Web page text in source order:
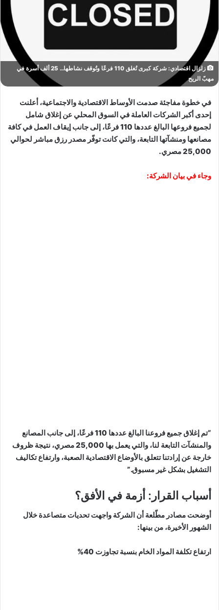
زلزال اقتصادي: شركة كبرى تُغلق 110 فرعًا وتُوقف نشاطها… 25 ألف أسرة في
مهبّ الريح
في خطوة مفاجئة صدمت الأوساط الاقتصادية والاجتماعية، أعلنت
إحدى أكبر الشركات العاملة في السوق المحلي عن إغلاق شامل
لجميع فروعها البالغ عددها 110 فرعًا، إلى جانب إيقاف العمل في كافة
مصانعها ومنشآتها التابعة، والتي كانت توفّر مصدر رزق مباشر لحوالي
25,000 مصري.
وجاء في بيان الشركة:
“تم إغلاق جميع فروعنا البالغ عددها 110 فرعًا، إلى جانب المصانع
والمنشآت التابعة لنا، والتي يعمل بها 25,000 مصري، نتيجة ظروف
خارجة عن إرادتنا تتعلق بالأوضاع الاقتصادية الصعبة، وارتفاع تكاليف
التشغيل بشكل غير مسبوق.”
أسباب القرار: أزمة في الأفق؟
أوضحت مصادر مطّلعة أن الشركة واجهت تحديات متصاعدة خلال
الشهور الأخيرة، من بينها:
ارتفاع تكلفة المواد الخام بنسبة تجاوزت 40%